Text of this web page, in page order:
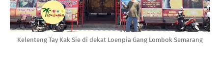
Kelenteng Tay Kak Sie di dekat Loenpia Gang Lombok Semarang